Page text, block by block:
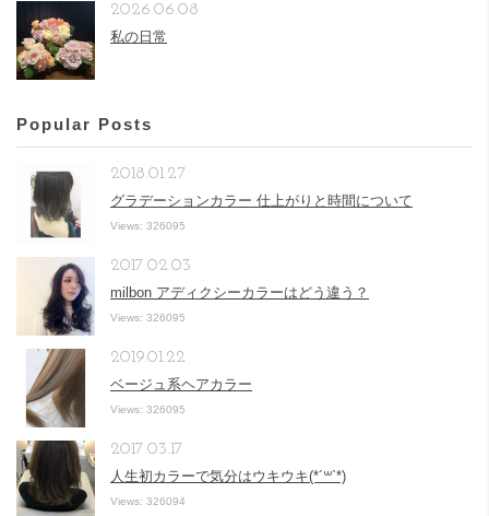
私の日常
2026.06.08
Popular Posts
グラデーションカラー 仕上がりと時間について
2018.01.27
Views: 326095
milbon アディクシーカラーはどう違う？
2017.02.03
Views: 326095
ベージュ系ヘアカラー
2019.01.22
Views: 326095
人生初カラーで気分はウキウキ(*´꒳`*)
2017.03.17
Views: 326094